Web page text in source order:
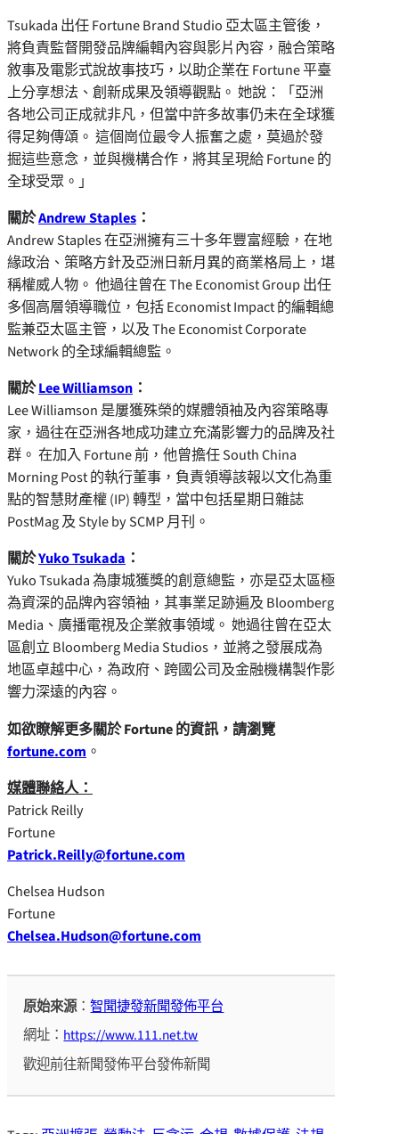
Tsukada 出任 Fortune Brand Studio 亞太區主管後，
將負責監督開發品牌編輯內容與影片內容，融合策略
敘事及電影式說故事技巧，以助企業在 Fortune 平臺
上分享想法、創新成果及領導觀點。 她說：「亞洲
各地公司正成就非凡，但當中許多故事仍未在全球獲
得足夠傳頌。 這個崗位最令人振奮之處，莫過於發
掘這些意念，並與機構合作，將其呈現給 Fortune 的
全球受眾。」
關於Andrew Staples ：
Andrew Staples 在亞洲擁有三十多年豐富經驗，在地
緣政治、策略方針及亞洲日新月異的商業格局上，堪
稱權威人物。 他過往曾在 The Economist Group 出任
多個高層領導職位，包括 Economist Impact 的編輯總
監兼亞太區主管，以及 The Economist Corporate
Network 的全球編輯總監。
關於Lee Williamson ：
Lee Williamson 是屢獲殊榮的媒體領袖及內容策略專
家，過往在亞洲各地成功建立充滿影響力的品牌及社
群。 在加入 Fortune 前，他曾擔任 South China
Morning Post 的執行董事，負責領導該報以文化為重
點的智慧財產權 (IP) 轉型，當中包括星期日雜誌
PostMag 及 Style by SCMP 月刊。
關於Yuko Tsukada ：
Yuko Tsukada 為康城獲獎的創意總監，亦是亞太區極
為資深的品牌內容領袖，其事業足跡遍及 Bloomberg
Media、廣播電視及企業敘事領域。 她過往曾在亞太
區創立 Bloomberg Media Studios，並將之發展成為
地區卓越中心，為政府、跨國公司及金融機構製作影
響力深遠的內容。
如欲瞭解更多關於 Fortune 的資訊，請瀏覽
fortune.com 。
媒體聯絡人：
Patrick Reilly
Fortune
Patrick.Reilly@fortune.com
Chelsea Hudson
Fortune
Chelsea.Hudson@fortune.com
原始來源：智聞捷發新聞發佈平台
網址：https://www.111.net.tw
歡迎前往新聞發佈平台發佈新聞